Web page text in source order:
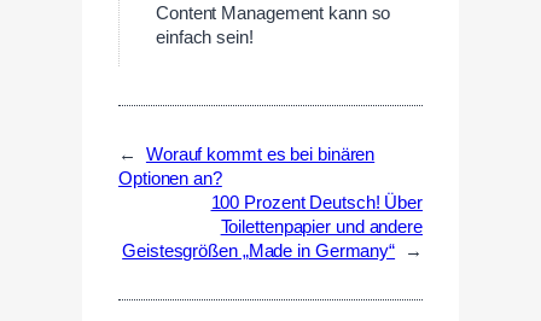
Content Management kann so
einfach sein!
←
Worauf kommt es bei binären
Optionen an?
100 Prozent Deutsch! Über
Toilettenpapier und andere
Geistesgrößen „Made in Germany“
→